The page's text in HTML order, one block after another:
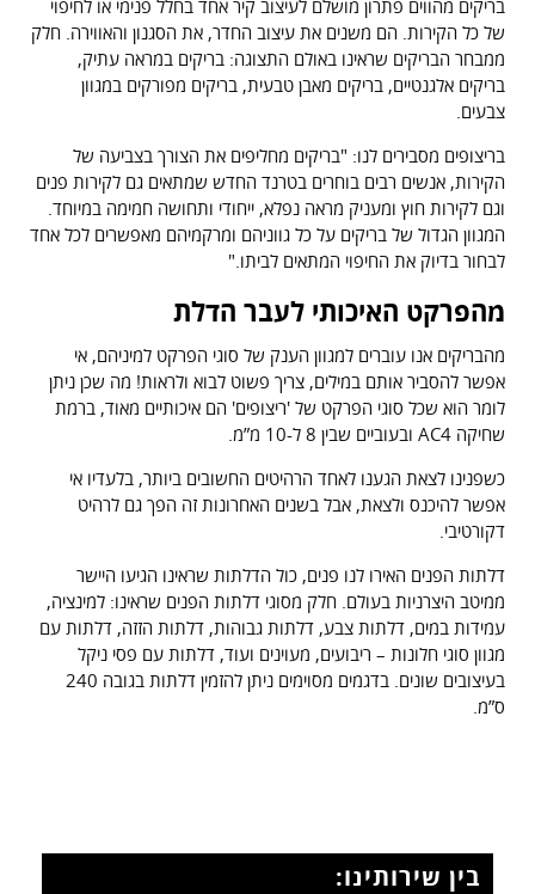
בריקים מהווים פתרון מושלם לעיצוב קיר אחד בחלל פנימי או לחיפוי
של כל הקירות. הם משנים את עיצוב החדר, את הסגנון והאווירה. חלק
ממבחר הבריקים שראינו באולם התצוגה: בריקים במראה עתיק,
בריקים אלגנטיים, בריקים מאבן טבעית, בריקים מפורקים במגוון
צבעים.
בריצופים מסבירים לנו: "בריקים מחליפים את הצורך בצביעה של
הקירות, אנשים רבים בוחרים בטרנד החדש שמתאים גם לקירות פנים
וגם לקירות חוץ ומעניק מראה נפלא, ייחודי ותחושה חמימה במיוחד.
המגוון הגדול של בריקים על כל גווניהם ומרקמיהם מאפשרים לכל אחד
לבחור בדיוק את החיפוי המתאים לביתו."
מהפרקט האיכותי לעבר הדלת
מהבריקים אנו עוברים למגוון הענק של סוגי הפרקט למיניהם, אי
אפשר להסביר אותם במילים, צריך פשוט לבוא ולראות! מה שכן ניתן
לומר הוא שכל סוגי הפרקט של 'ריצופים' הם איכותיים מאוד, ברמת
שחיקה AC4 ובעוביים שבין 8 ל-10 מ”מ.
כשפנינו לצאת הגענו לאחד הרהיטים החשובים ביותר, בלעדיו אי
אפשר להיכנס ולצאת, אבל בשנים האחרונות זה הפך גם לרהיט
דקורטיבי.
דלתות הפנים האירו לנו פנים, כול הדלתות שראינו הגיעו היישר
ממיטב היצרניות בעולם. חלק מסוגי דלתות הפנים שראינו: למינציה,
עמידות במים, דלתות צבע, דלתות גבוהות, דלתות הזזה, דלתות עם
מגוון סוגי חלונות – ריבועים, מעוינים ועוד, דלתות עם פסי ניקל
בעיצובים שונים. בדגמים מסוימים ניתן להזמין דלתות בגובה 240
ס”מ.
בין שירותינו: